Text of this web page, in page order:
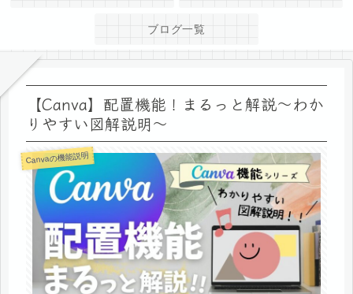
ブログ一覧
【Canva】配置機能！まるっと解説〜わか
りやすい図解説明〜
Canvaの機能説明